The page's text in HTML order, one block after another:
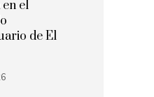
el
de El